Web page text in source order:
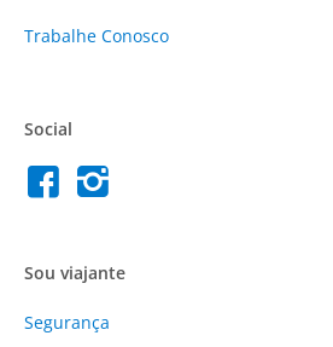
Trabalhe Conosco
Social
Sou viajante
Segurança